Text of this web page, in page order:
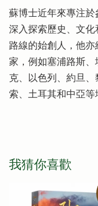
蘇博士近年來專注
深入探索歷史、文
路線的始創人，他
家，例如塞浦路斯
克、以色列、約旦
索、土耳其和中亞等
我猜你喜歡